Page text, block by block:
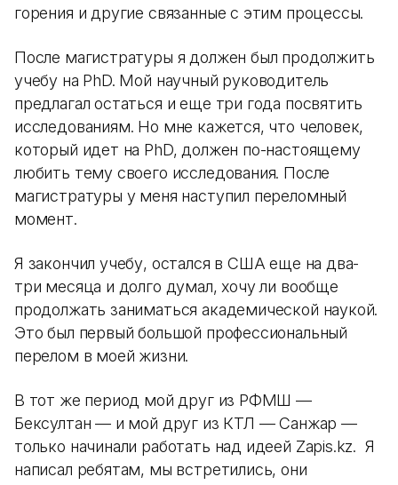
горения и другие связанные с этим процессы.
После магистратуры я должен был продолжить
учебу на PhD. Мой научный руководитель
предлагал остаться и еще три года посвятить
исследованиям. Но мне кажется, что человек,
который идет на PhD, должен по-настоящему
любить тему своего исследования. После
магистратуры у меня наступил переломный
момент.
Я закончил учебу, остался в США еще на два-
три месяца и долго думал, хочу ли вообще
продолжать заниматься академической наукой.
Это был первый большой профессиональный
перелом в моей жизни.
В тот же период мой друг из РФМШ —
Бексултан — и мой друг из КТЛ — Санжар —
только начинали работать над идеей Zapis.kz. Я
написал ребятам, мы встретились, они